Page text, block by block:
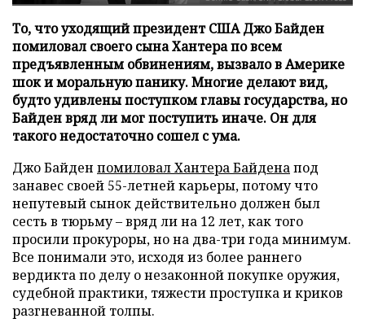
То, что уходящий президент США Джо Байден
помиловал своего сына Хантера по всем
предъявленным обвинениям, вызвало в Америке
шок и моральную панику. Многие делают вид,
будто удивлены поступком главы государства, но
Байден вряд ли мог поступить иначе. Он для
такого недостаточно сошел с ума.
Джо Байден помиловал Хантера Байденапод
занавес своей 55-летней карьеры, потому что
непутевый сынок действительно должен был
сесть в тюрьму – вряд ли на 12 лет, как того
просили прокуроры, но на два-три года минимум.
Все понимали это, исходя из более раннего
вердикта по делу о незаконной покупке оружия,
судебной практики, тяжести проступка и криков
разгневанной толпы.